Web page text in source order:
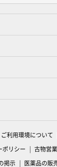
ご利用環境について
ポリシー
古物営
掲示
医薬品の販